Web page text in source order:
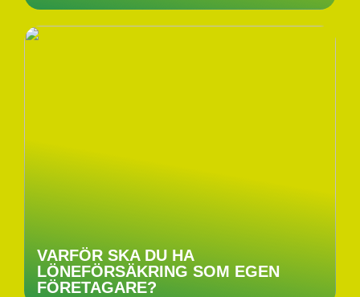
VARFÖR SKA DU HA
LÖNEFÖRSÄKRING SOM EGEN
FÖRETAGARE?